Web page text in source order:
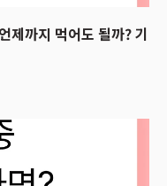
제까지 먹어도 될까? 기